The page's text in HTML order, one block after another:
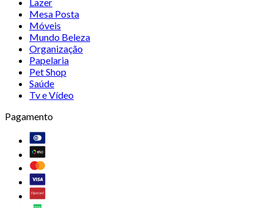
Mesa Posta
Móveis
Mundo Beleza
Organização
Papelaria
Pet Shop
Saúde
Tv e Vídeo
Pagamento